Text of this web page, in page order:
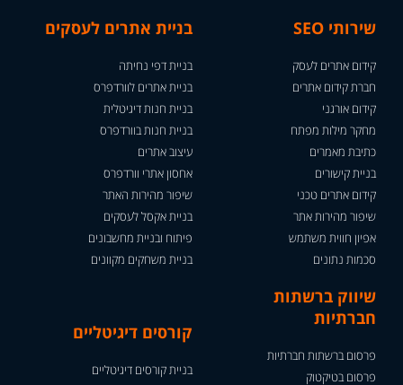
שירותי SEO
קידום אתרים לעסק
חברת קידום אתרים
קידום אורגני
מחקר מילות מפתח
כתיבת מאמרים
בניית קישורים
קידום אתרים טכני
שיפור מהירות אתר
אפיון חווית משתמש
סכמות נתונים
בניית אתרים לעסקים
בניית דפי נחיתה
בניית אתרים לוורדפרס
בניית חנות דיגיטלית
בניית חנות בוורדפרס
עיצוב אתרים
אחסון אתרי וורדפרס
שיפור מהירות האתר
בניית אקסל לעסקים
פיתוח ובניית מחשבונים
בניית משחקים מקוונים
שיווק ברשתות
חברתיות
פרסום ברשתות חברתיות
פרסום בטיקטוק
קורסים דיגיטליים
בניית קורסים דיגיטליים